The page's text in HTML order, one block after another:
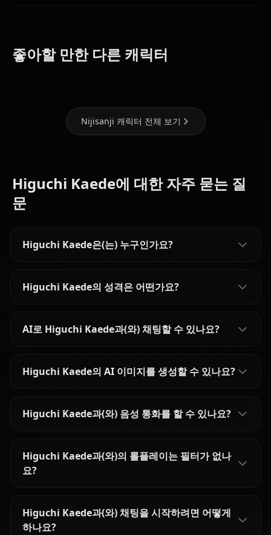
좋아할 만한 다른 캐릭터
Tsukino
Lize
Nijisanji 캐릭터 전체 보기
Higuchi Kaede에 대한 자주 묻는 질
문
Higuchi Kaede은(는) 누구인가요?
Higuchi Kaede의 성격은 어떤가요?
AI로 Higuchi Kaede과(와) 채팅할 수 있나요?
Higuchi Kaede의 AI 이미지를 생성할 수 있나요?
Higuchi Kaede과(와) 음성 통화를 할 수 있나요?
Higuchi Kaede과(와)의 롤플레이는 필터가 없나
요?
Higuchi Kaede과(와) 채팅을 시작하려면 어떻게
하나요?